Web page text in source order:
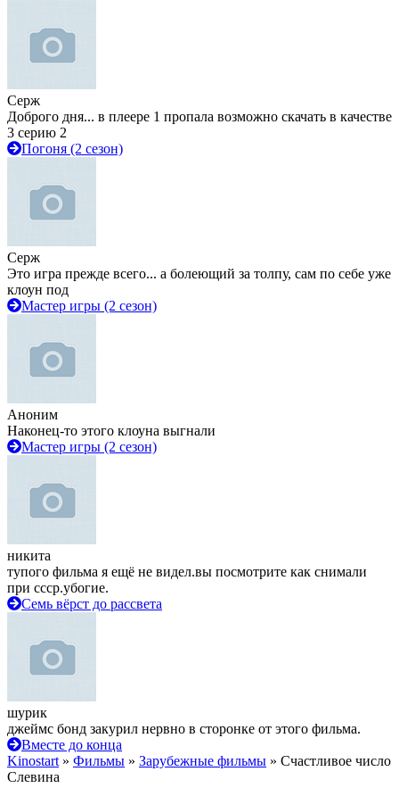
Серж
Доброго дня... в плеере 1 пропала возможно скачать в качестве
3 серию 2
Погоня (2 сезон)
Серж
Это игра прежде всего... а болеющий за толпу, сам по себе уже
клоун под
Мастер игры (2 сезон)
Аноним
Наконец-то этого клоуна выгнали
Мастер игры (2 сезон)
никита
тупого фильма я ещё не видел.вы посмотрите как снимали
при ссср.убогие.
Семь вёрст до рассвета
шурик
джеймс бонд закурил нервно в сторонке от этого фильма.
Вместе до конца
Kinostart » Фильмы » Зарубежные фильмы » Счастливое число
Слевина